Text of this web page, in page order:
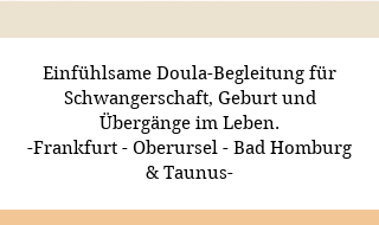
Einfühlsame Doula-Begleitung für
Schwangerschaft, Geburt und
Übergänge im Leben.
-Frankfurt - Oberursel - Bad Homburg
& Taunus-